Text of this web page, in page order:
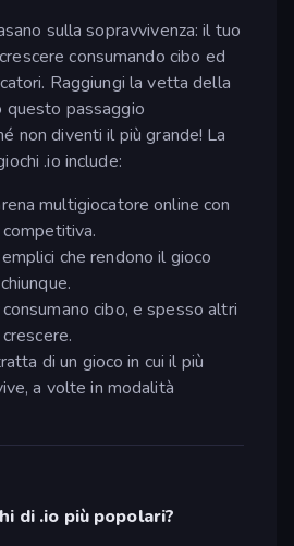
sulla sopravvivenza: il tuo
consumando cibo ed
Raggiungi la vetta della
questo passaggio
non diventi il più grande! La
.io include:
multigiocatore online con
che rendono il gioco
cibo, e spesso altri
di un gioco in cui il più
a volte in modalità
di .io più popolari?